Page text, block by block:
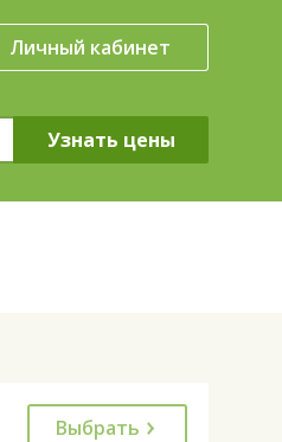
Личный кабинет
Выбрать